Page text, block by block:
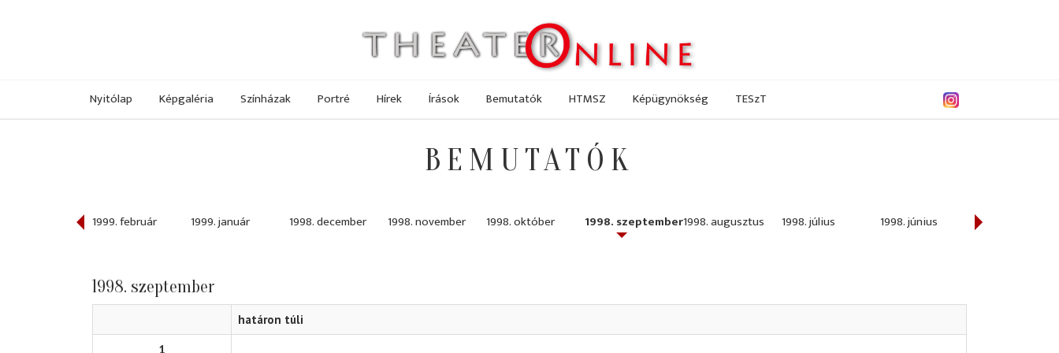
Nyitólap Képgaléria Színházak Portré Hírek Írások Bemutatók HTMSZ Képügynökség TESzT
BEMUTATÓK
1999. február 1999. január 1998. december 1998. november 1998. október 1998. szeptember1998. augusztus 1998. július 1998. június 1998. május
1998. szeptember
határon túli
1